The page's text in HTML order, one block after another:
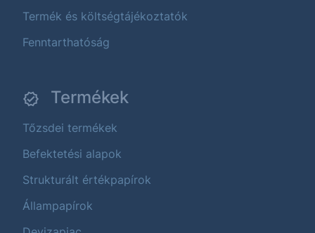
Termék és költségtájékoztatók
Fenntarthatóság
Termékek
Tőzsdei termékek
Befektetési alapok
Strukturált értékpapírok
Állampapírok